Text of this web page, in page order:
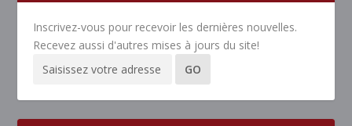
Inscrivez-vous pour recevoir les dernières nouvelles.
Recevez aussi d'autres mises à jours du site!